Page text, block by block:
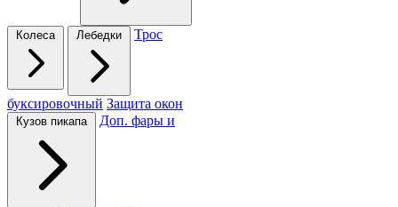
Колеса Лебедки Трос
буксировочный Защита окон
Кузов пикапа Доп. фары и